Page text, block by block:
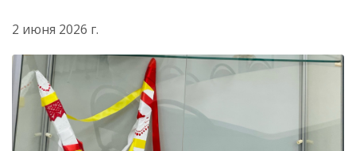
2 июня 2026 г.